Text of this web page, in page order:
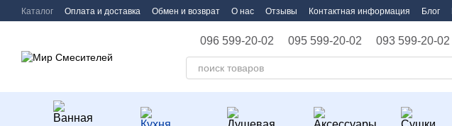
Перейти к основному контенту
Каталог Оплата и доставка Обмен и возврат О нас Отзывы Контактная информация Блог
096 599-20-02 095 599-20-02 093 599-20-02